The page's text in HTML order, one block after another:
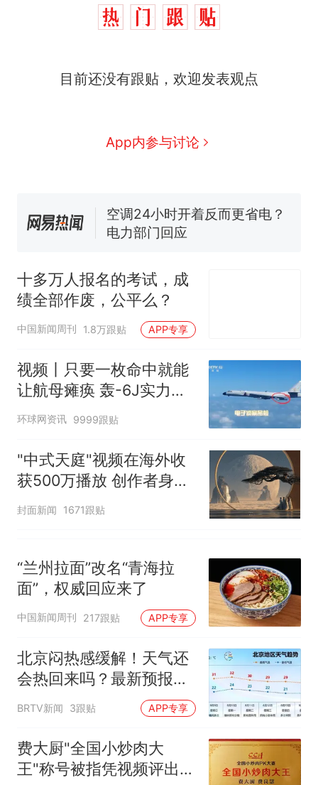
目前还没有跟贴，欢迎发表观点
App内参与讨论
全部作废，公平么？
国大使骑行绕了几乎整个国境
线一圈，还曾两次到中国寻根
搬家报价570元，搬到楼下交
5060元才肯搬上楼！女子傻眼
空调24小时开着反而更省电？
电力部门回应
试前13名均遭淘汰？教育局：
已叫停招聘，成立调查组全面
核查
热
十多万人报名的考试，成绩
全部作废，公平么？
十多万人报名的考试，成
绩全部作废，公平么？
中国新闻周刊 1.8万跟贴 APP专享
视频丨只要一枚命中就能
让航母瘫痪 轰-6J实力有
多强？
环球网资讯 9999跟贴
"中式天庭"视频在海外收
获500万播放 创作者身份
披露
封面新闻 1671跟贴
“兰州拉面”改名“青海拉
面”，权威回应来了
中国新闻周刊 217跟贴 APP专享
北京闷热感缓解！天气还
会热回来吗？最新预报
——
BRTV新闻 3跟贴 APP专享
费大厨"全国小炒肉大
王"称号被指凭视频评出